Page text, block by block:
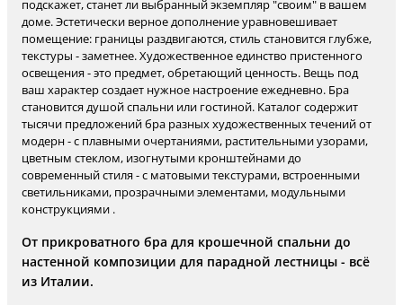
подскажет, станет ли выбранный экземпляр "своим" в вашем
доме. Эстетически верное дополнение уравновешивает
помещение: границы раздвигаются, стиль становится глубже,
текстуры - заметнее. Художественное единство пристенного
освещения - это предмет, обретающий ценность. Вещь под
ваш характер создает нужное настроение ежедневно. Бра
становится душой спальни или гостиной. Каталог содержит
тысячи предложений бра разных художественных течений от
модерн - с плавными очертаниями, растительными узорами,
цветным стеклом, изогнутыми кронштейнами до
современный стиля - с матовыми текстурами, встроенными
светильниками, прозрачными элементами, модульными
конструкциями .
От прикроватного бра для крошечной спальни до
настенной композиции для парадной лестницы - всё
из Италии.